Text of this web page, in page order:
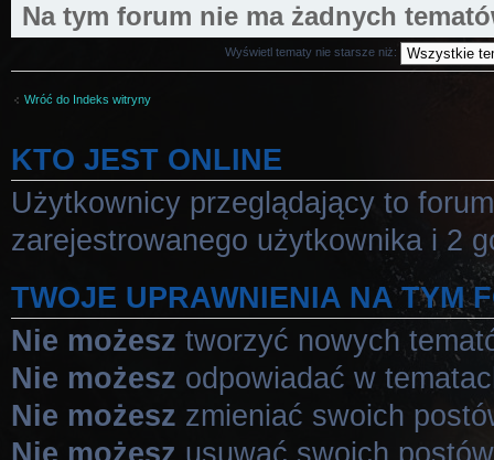
Na tym forum nie ma żadnych
Wyświetl tematy nie starsze niż:
Wróć do Indeks witryny
KTO JEST ONLINE
Użytkownicy przeglądający to
zarejestrowanego użytkownika i 2
TWOJE UPRAWNIENIA NA TYM
Nie możesz tworzyć nowych
Nie możesz odpowiadać w
Nie możesz zmieniać swoich
Nie możesz usuwać swoich postów